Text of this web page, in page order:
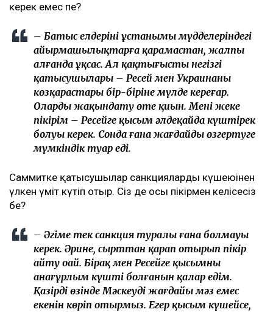
керек емес пе?
– Батыс елдерінің ұстанымы мүдделеріндегі
айырмашылықтарға қарамастан, жалпы
алғанда ұқсас. Ал қақтығыстың негізгі
қатысушылары – Ресей мен Украинаның
көзқарастары бір-біріне мүлде кереғар.
Оларды жақындату өте қиын. Менің жеке
пікірім – Ресейге қысым әлдеқайда күштірек
болуы керек. Сонда ғана жағдайды өзгертуге
мүмкіндік туар еді.
Саммитке қатысушылар санкциялардың күшеюінен
үлкен үміт күтіп отыр. Сіз де осы пікірмен келісесіз
бе?
– Әңгіме тек санкция туралы ғана болмауы
керек. Әрине, сырттан қарап отырып пікір
айту оңай. Бірақ мен Ресейге қысымның
анағұрлым күшті болғанын қалар едім.
Қазірдің өзінде Мәскеудің жағдайы мәз емес
екенін көріп отырмыз. Егер қысым күшейсе,